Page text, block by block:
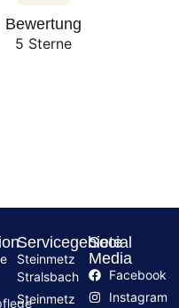
Bewertung
5 Sterne
Servicegebiete
Steinmetz
Stralsbach
Steinmetz
Social
Media
Facebook
Instagram